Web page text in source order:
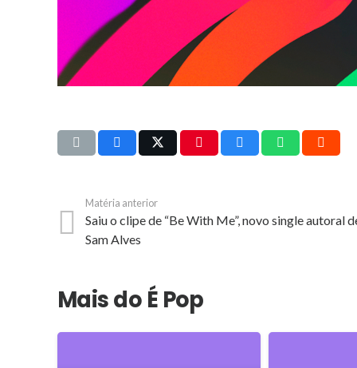
Matéria anterior
Saiu o clipe de “Be With Me”, novo single autoral
Sam Alves
Mais do É Pop